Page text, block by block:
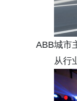
ABB城市
从行